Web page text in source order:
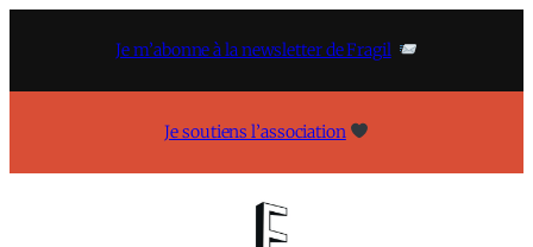
Je m’abonne à la newsletter de Fragil
Je soutiens l’association